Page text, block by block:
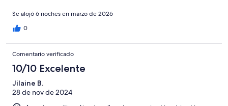
helpful and attentive. We had fun driving the atv- can’t believe
it’s included in the house. WiFi great. Bed’s comfy. Hardly any
bugs at all. This is a developing country so keep that in mind.
The power can go out, water pressure is iffy but reliable.Debbie
our host was helpful and answered all questions. Our group
Se alojó 6 noches en marzo de 2026
0
Comentario verificado
10/10 Excelente
Jilaine B.
28 de nov de 2024